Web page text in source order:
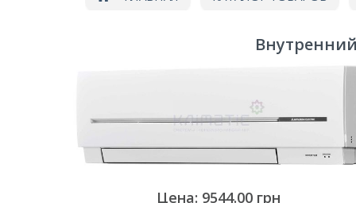
Цена: 9544.00 грн